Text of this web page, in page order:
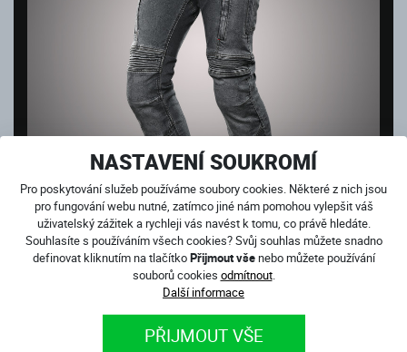
NASTAVENÍ SOUKROMÍ
Pro poskytování služeb používáme soubory cookies. Některé z nich jsou
pro fungování webu nutné, zatímco jiné nám pomohou vylepšit váš
uživatelský zážitek a rychleji vás navést k tomu, co právě hledáte.
Souhlasíte s používáním všech cookies? Svůj souhlas můžete snadno
definovat kliknutím na tlačítkoPřijmout všenebo můžete používání
souborů cookies odmítnout.
Další informace
PŘIJMOUT VŠE
CLUB SPORT GREY